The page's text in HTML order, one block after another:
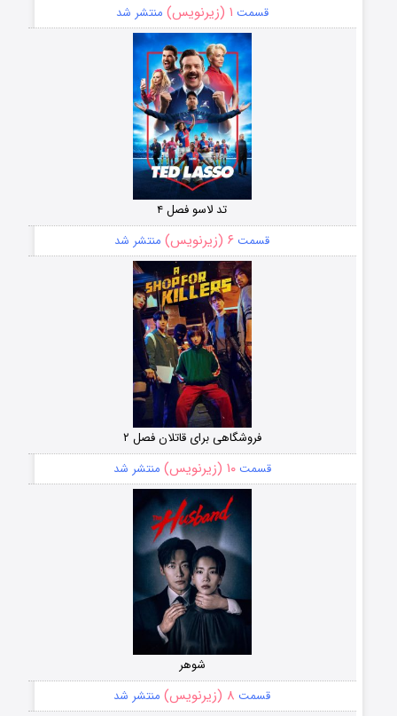
قسمت ۱ (زیرنویس) منتشر شد
تد لاسو فصل ۴
قسمت ۶ (زیرنویس) منتشر شد
فروشگاهی برای قاتلان فصل ۲
قسمت۱۰ (زیرنویس) منتشر شد
شوهر
قسمت ۸ (زیرنویس) منتشر شد